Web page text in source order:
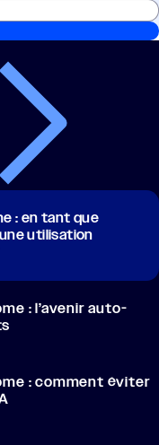
: en tant que
utili­sa­tion
: l’avenir auto­
: comment éviter